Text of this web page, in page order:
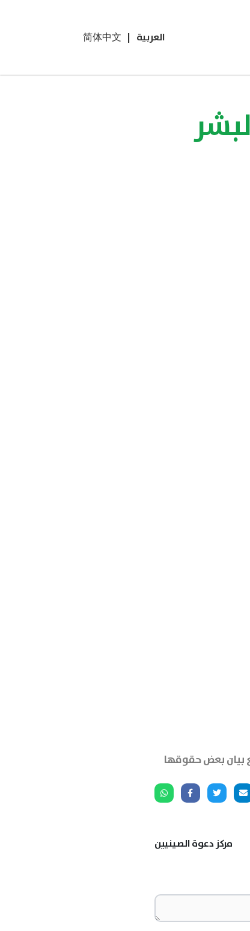
العربية |
简体中文
بيان بعض حقوقها
مركز دعوة الصينيين